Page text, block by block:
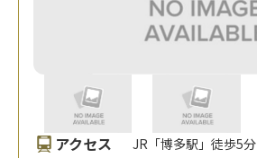
アクセス JR「博多駅」徒歩5分